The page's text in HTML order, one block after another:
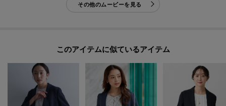
その他のムービーを見る
このアイテムに似ているアイテム